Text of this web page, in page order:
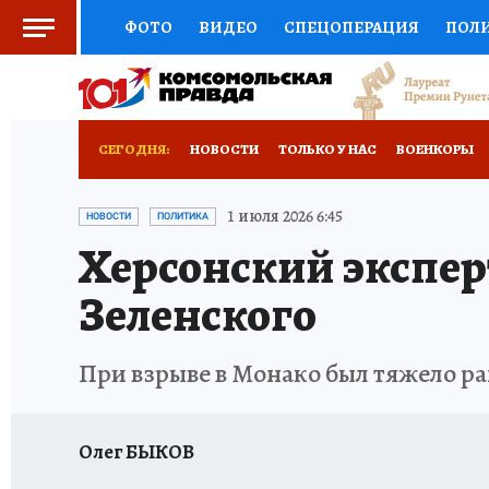
ФОТО ВИДЕО СПЕЦОПЕРАЦИЯ
СОЦПОДДЕРЖКА НАУКА СПОРТ
НЕДВИЖИМОСТЬ
РАДИО КП НОВОЕ
СЕГОДНЯ: НОВОСТИ ТОЛЬКО У НАС ВОЕНКОРЫ
РАЗРУШЕНИЕ КАХОВСКОЙ ГЭС
НОВОСТИ ПОЛИТИКА 1 июля 2026 6:45
Херсонский
Зеленского
При взрыве в Монако был тяжело
Олег БЫКОВ